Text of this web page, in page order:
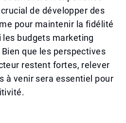
de développer des
pour maintenir la fidélité
budgets marketing
que les perspectives
restent fortes, relever
à venir sera essentiel pour